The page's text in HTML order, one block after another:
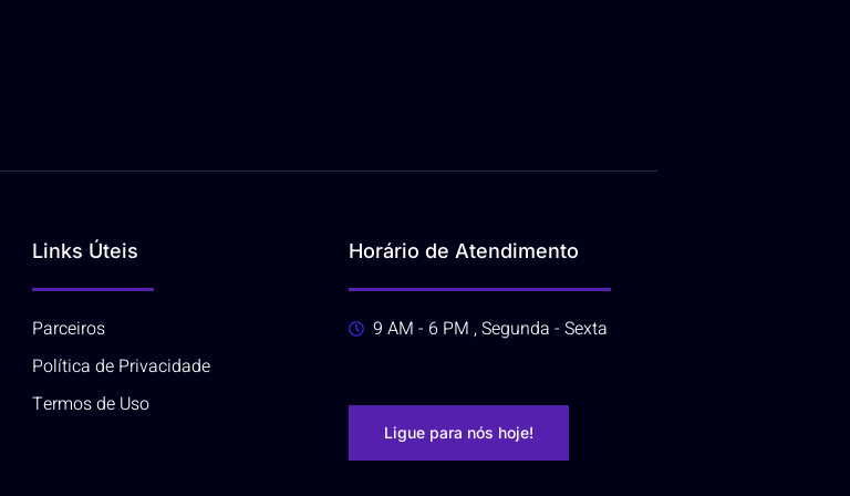
Links Úteis
Parceiros
Política de Privacidade
Termos de Uso
Horário de Atendimento
9 AM - 6 PM , Segunda - Sexta
Ligue para nós hoje!